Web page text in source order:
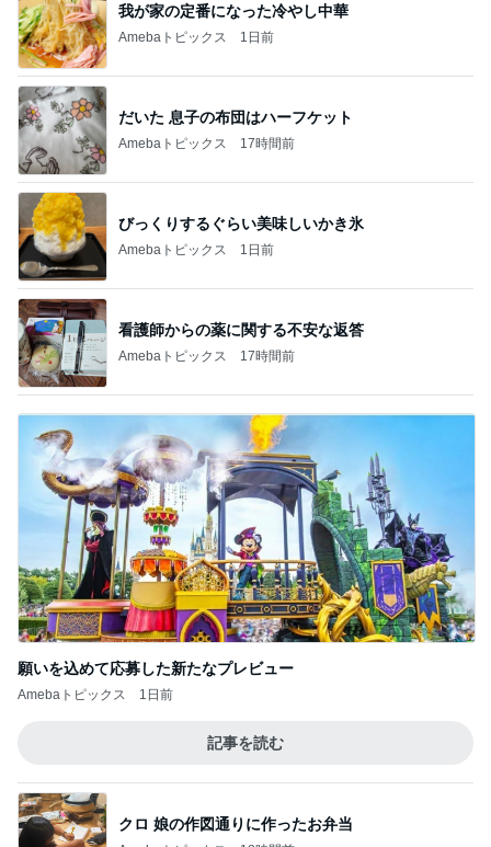
我が家の定番になった冷やし中華
Amebaトピックス 1日前
だいた 息子の布団はハーフケット
Amebaトピックス 17時間前
びっくりするぐらい美味しいかき氷
Amebaトピックス 1日前
看護師からの薬に関する不安な返答
Amebaトピックス 17時間前
願いを込めて応募した新たなプレビュー
Amebaトピックス 1日前
記事を読む
クロ 娘の作図通りに作ったお弁当